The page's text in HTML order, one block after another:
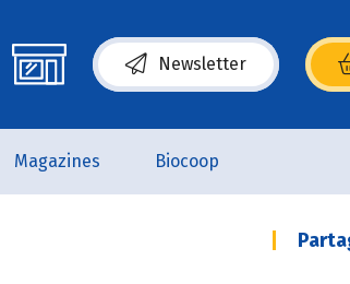
Newsletter
(s’ouvre dans une nouvelle
Magazines Biocoop